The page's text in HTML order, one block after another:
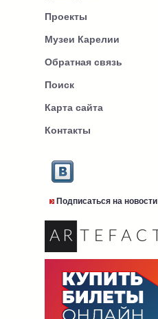
Проекты
Музеи Карелии
Обратная связь
Поиск
Карта сайта
Контакты
Подписаться на новости